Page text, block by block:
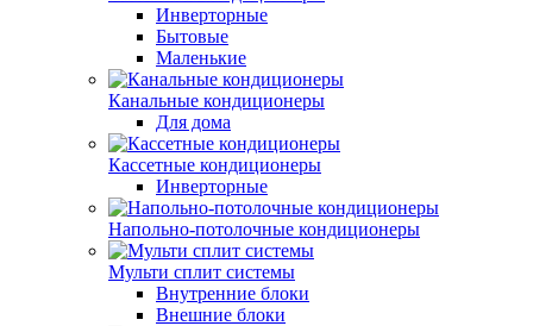
Инверторные
Бытовые
Маленькие
Канальные кондиционеры
Для дома
Кассетные кондиционеры
Инверторные
Напольно-потолочные кондиционеры
Мульти сплит системы
Внутренние блоки
Внешние блоки